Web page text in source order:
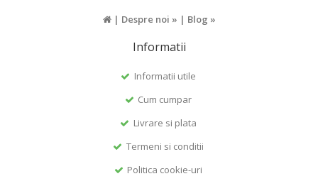
| Despre noi » | Blog »
Informatii
Informatii utile
Cum cumpar
Livrare si plata
Termeni si conditii
Politica cookie-uri